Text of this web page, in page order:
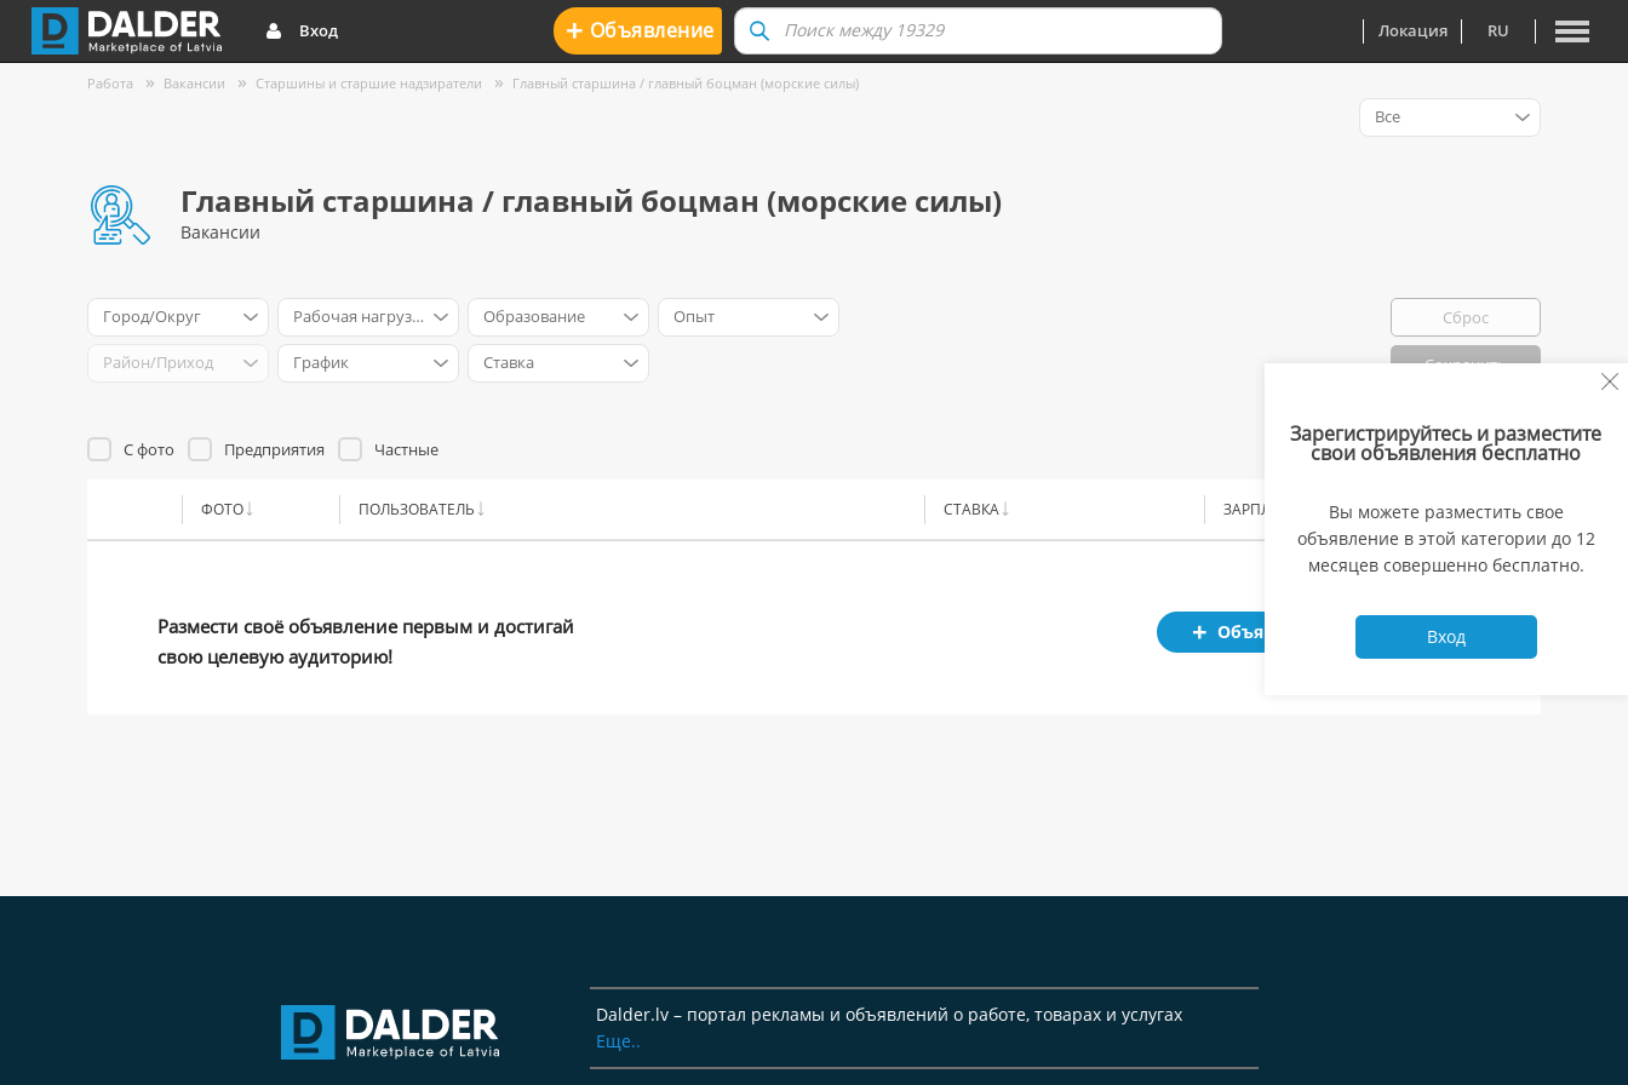
Вход + Oбъявление Локация RU
Работа Вакансии Старшины и старшие надзиратели Главный старшина / главный боцман (морские силы)
Главный старшина / главный боцман (морские силы)
Вакансии
Город/Округ Рабочая нагрузка Образование Опыт
Район/Приход График Ставка
Сброс
Сохранить
Все
С фото Предприятия Частные Избранно: 0
ФОТО ПОЛЬЗОВАТЕЛЬ СТАВКА ЗАРПЛАТА
Размести своё объявление первым и достигай
свою целевую аудиторию!
Объявление
Зарегистрируйтесь и разместите
свои объявления бесплатно
Вы можете разместить свое
объявление в этой категории до 12
месяцев совершенно бесплатно.
Вход
Dalder.lv – портал рекламы и объявлений о работе, товарах и услугах
Еще..